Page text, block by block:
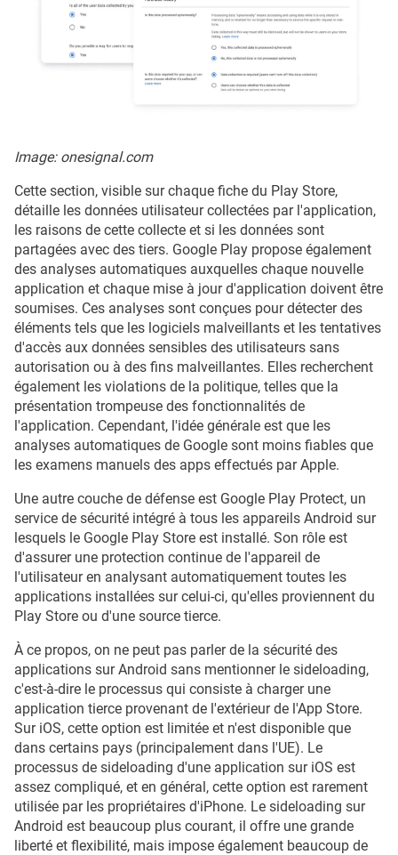
Image: onesignal.com
Cette section, visible sur chaque fiche du Play Store,
détaille les données utilisateur collectées par l'application,
les raisons de cette collecte et si les données sont
partagées avec des tiers. Google Play propose également
des analyses automatiques auxquelles chaque nouvelle
application et chaque mise à jour d'application doivent être
soumises. Ces analyses sont conçues pour détecter des
éléments tels que les logiciels malveillants et les tentatives
d'accès aux données sensibles des utilisateurs sans
autorisation ou à des fins malveillantes. Elles recherchent
également les violations de la politique, telles que la
présentation trompeuse des fonctionnalités de
l'application. Cependant, l'idée générale est que les
analyses automatiques de Google sont moins fiables que
les examens manuels des apps effectués par Apple.
Une autre couche de défense est Google Play Protect, un
service de sécurité intégré à tous les appareils Android sur
lesquels le Google Play Store est installé. Son rôle est
d'assurer une protection continue de l'appareil de
l'utilisateur en analysant automatiquement toutes les
applications installées sur celui-ci, qu'elles proviennent du
Play Store ou d'une source tierce.
À ce propos, on ne peut pas parler de la sécurité des
applications sur Android sans mentionner le sideloading,
c'est-à-dire le processus qui consiste à charger une
application tierce provenant de l'extérieur de l'App Store.
Sur iOS, cette option est limitée et n'est disponible que
dans certains pays (principalement dans l'UE). Le
processus de sideloading d'une application sur iOS est
assez compliqué, et en général, cette option est rarement
utilisée par les propriétaires d'iPhone. Le sideloading sur
Android est beaucoup plus courant, il offre une grande
liberté et flexibilité, mais impose également beaucoup de